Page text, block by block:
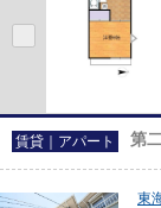
賃貸｜アパート 第
東